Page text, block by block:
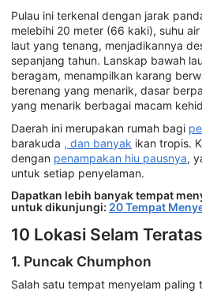
Pulau ini terkenal dengan jarak
melebihi 20 meter (66 kaki), suhu
laut yang tenang, menjadikannya
sepanjang tahun. Lanskap bawah
beragam, menampilkan karang
berenang yang menarik, dasar
yang menarik berbagai macam
Daerah ini merupakan rumah bagi
barakuda , dan banyak ikan tropis.
dengan penampakan hiu pausnya,
untuk setiap penyelaman.
Dapatkan lebih banyak tempat
untuk dikunjungi: 20 Tempat
10 Lokasi Selam
1. Puncak Chumphon
Salah satu tempat menyelam paling